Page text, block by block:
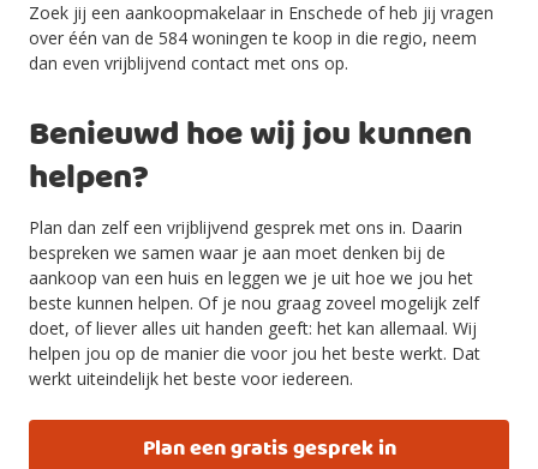
Zoek jij een aankoopmakelaar in Enschede of heb jij vragen
over één van de 584 woningen te koop in die regio, neem
dan even vrijblijvend contact met ons op.
Benieuwd hoe wij jou kunnen
helpen?
Plan dan zelf een vrijblijvend gesprek met ons in. Daarin
bespreken we samen waar je aan moet denken bij de
aankoop van een huis en leggen we je uit hoe we jou het
beste kunnen helpen. Of je nou graag zoveel mogelijk zelf
doet, of liever alles uit handen geeft: het kan allemaal. Wij
helpen jou op de manier die voor jou het beste werkt. Dat
werkt uiteindelijk het beste voor iedereen.
Plan een gratis gesprek in